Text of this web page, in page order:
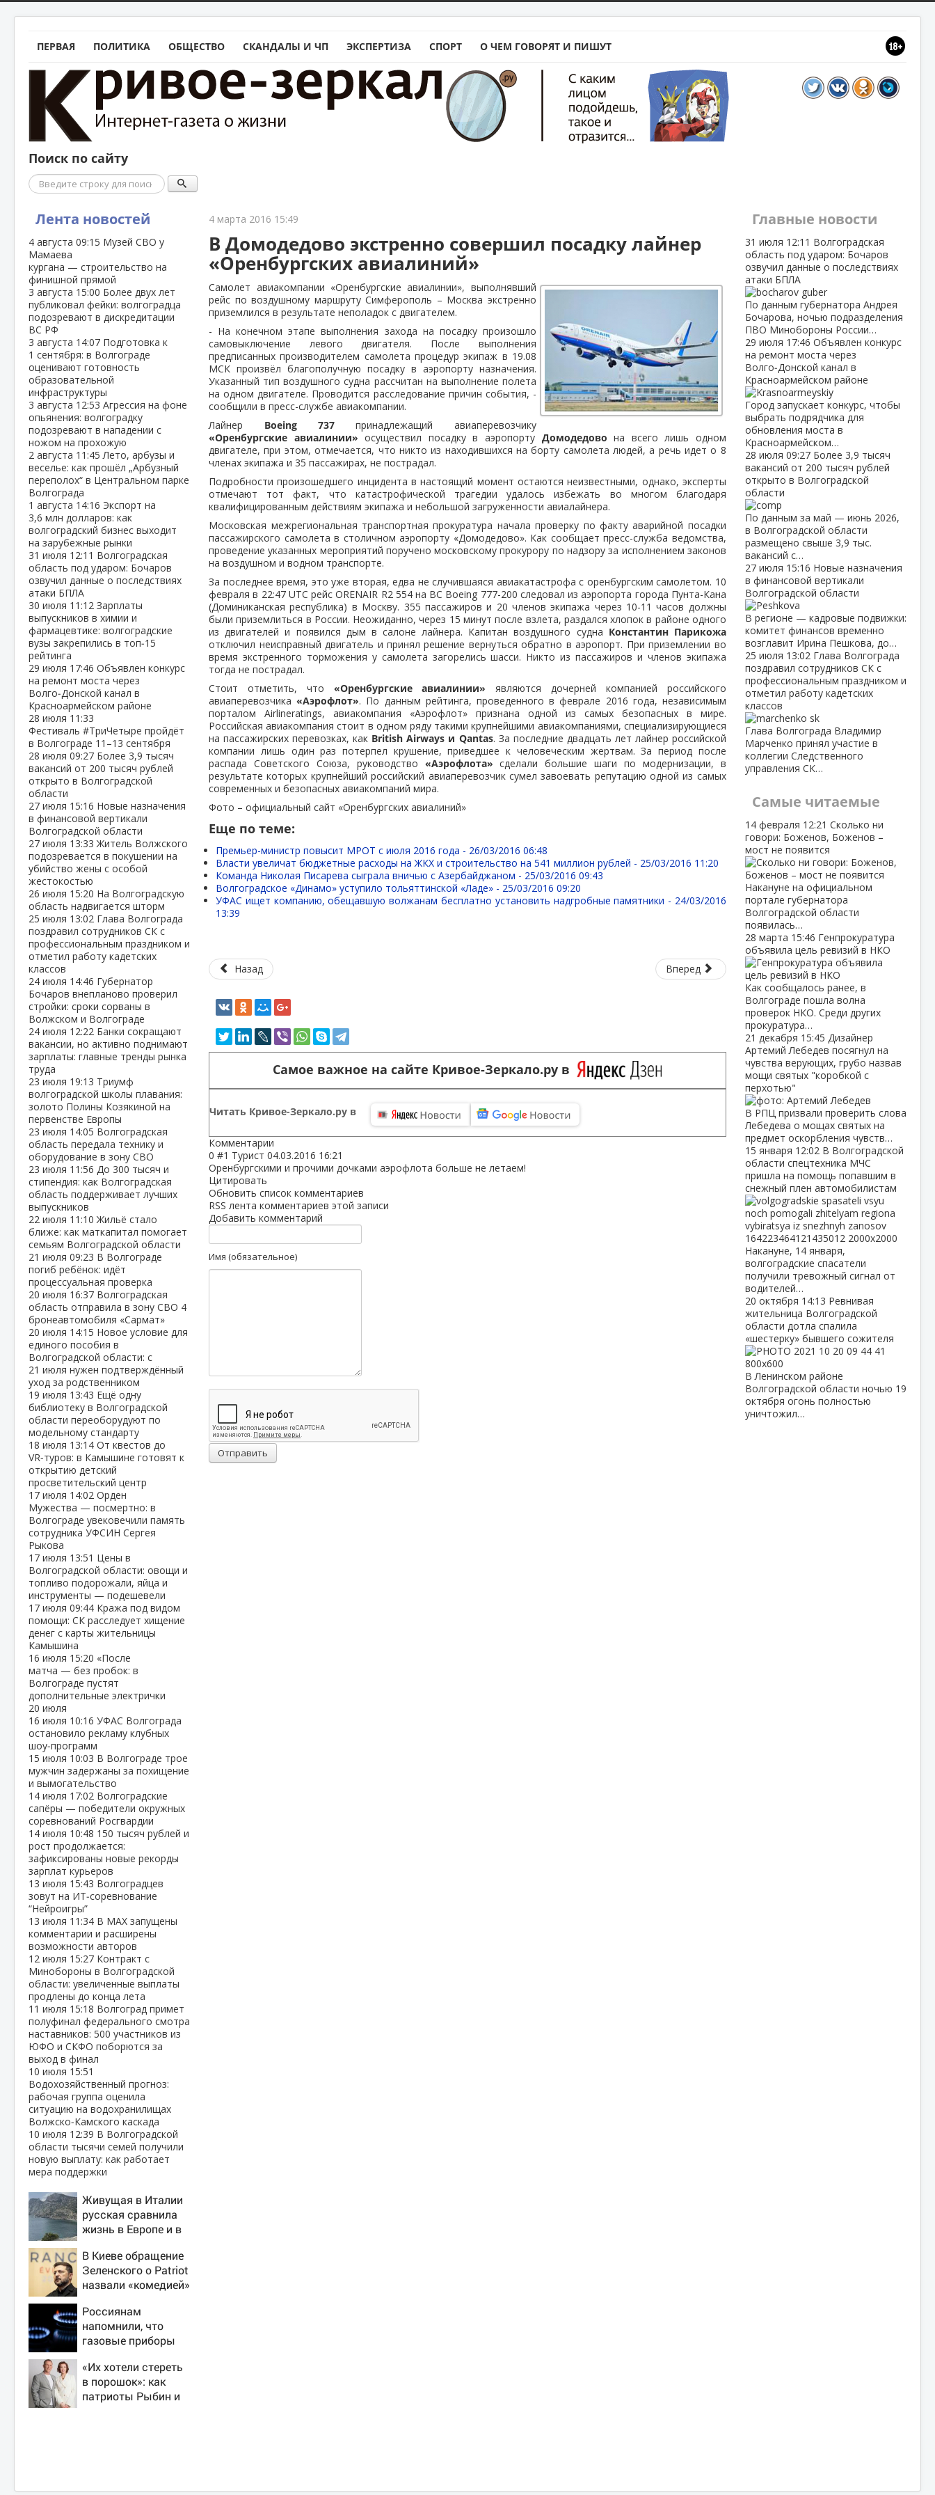
ПЕРВАЯ ПОЛИТИКА ОБЩЕСТВО СКАНДАЛЫ И ЧП ЭКСПЕРТИЗА СПОРТ О ЧЕМ ГОВОРЯТ И ПИШУТ
Поиск по сайту
Поиск
Лента новостей
4 августа 09:15 Музей СВО у
Мамаева
кургана — строительство на
финишной прямой
3 августа 15:00 Более двух лет
публиковал фейки: волгоградца
подозревают в дискредитации
ВС РФ
3 августа 14:07 Подготовка к
1 сентября: в Волгограде
оценивают готовность
образовательной
инфраструктуры
3 августа 12:53 Агрессия на фоне
опьянения: волгоградку
подозревают в нападении с
ножом на прохожую
2 августа 11:45Лето, арбузы и
веселье: как прошёл „Арбузный
переполох“ в Центральном парке
Волгограда
1 августа 14:16 Экспорт на
3,6 млн долларов: как
волгоградский бизнес выходит
на зарубежные рынки
31 июля 12:11 Волгоградская
область под ударом: Бочаров
озвучил данные о последствиях
атаки БПЛА
30 июля 11:12 Зарплаты
выпускников в химии и
фармацевтике: волгоградские
вузы закрепились в топ‑15
рейтинга
29 июля 17:46 Объявлен конкурс
на ремонт моста через
Волго‑Донской канал в
Красноармейском районе
28 июля 11:33
Фестиваль #ТриЧетыре пройдёт
в Волгограде 11–13 сентября
28 июля 09:27 Более 3,9 тысяч
вакансий от 200 тысяч рублей
открыто в Волгоградской
области
27 июля 15:16 Новые назначения
в финансовой вертикали
Волгоградской области
27 июля 13:33Житель Волжского
подозревается в покушении на
убийство жены с особой
жестокостью
26 июля 15:20 На Волгоградскую
область надвигается шторм
25 июля 13:02 Глава Волгограда
поздравил сотрудников СК с
профессиональным праздником и
отметил работу кадетских
классов
24 июля 14:46 Губернатор
Бочаров внепланово проверил
стройки: сроки сорваны в
Волжском и Волгограде
24 июля 12:22 Банки сокращают
вакансии, но активно поднимают
зарплаты: главные тренды рынка
труда
23 июля 19:13 Триумф
волгоградской школы плавания:
золото Полины Козякиной на
первенстве Европы
23 июля 14:05 Волгоградская
область передала технику и
оборудование в зону СВО
23 июля 11:56 До 300 тысяч и
стипендия: как Волгоградская
область поддерживает лучших
выпускников
22 июля 11:10Жильё стало
ближе: как маткапитал помогает
семьям Волгоградской области
21 июля 09:23 В Волгограде
погиб ребёнок: идёт
процессуальная проверка
20 июля 16:37 Волгоградская
область отправила в зону СВО 4
бронеавтомобиля «Сармат»
20 июля 14:15 Новое условие для
единого пособия в
Волгоградской области: с
21 июля нужен подтверждённый
уход за родственником
19 июля 13:43 Ещё одну
библиотеку в Волгоградской
области переоборудуют по
модельному стандарту
18 июля 13:14 От квестов до
VR‑туров: в Камышине готовят к
открытию детский
просветительский центр
17 июля 14:02 Орден
Мужества — посмертно: в
Волгограде увековечили память
сотрудника УФСИН Сергея
Рыкова
17 июля 13:51 Цены в
Волгоградской области: овощи и
топливо подорожали, яйца и
инструменты — подешевели
17 июля 09:44 Кража под видом
помощи: СК расследует хищение
денег с карты жительницы
Камышина
16 июля 15:20 «После
матча — без пробок: в
Волгограде пустят
дополнительные электрички
20 июля
16 июля 10:16 УФАС Волгограда
остановило рекламу клубных
шоу‑программ
15 июля 10:03 В Волгограде трое
мужчин задержаны за похищение
и вымогательство
14 июля 17:02 Волгоградские
сапёры — победители окружных
соревнований Росгвардии
14 июля 10:48 150 тысяч рублей и
рост продолжается:
зафиксированы новые рекорды
зарплат курьеров
13 июля 15:43 Волгоградцев
зовут на ИТ‑соревнование
“Нейроигры”
13 июля 11:34 В МАХ запущены
комментарии и расширены
возможности авторов
12 июля 15:27 Контракт с
Минобороны в Волгоградской
области: увеличенные выплаты
продлены до конца лета
11 июля 15:18 Волгоград примет
полуфинал федерального смотра
наставников: 500 участников из
ЮФО и СКФО поборются за
выход в финал
10 июля 15:51
Водохозяйственный прогноз:
рабочая группа оценила
ситуацию на водохранилищах
Волжско‑Камского каскада
10 июля 12:39 В Волгоградской
области тысячи семей получили
новую выплату: как работает
мера поддержки
Живущая в Италии
русская сравнила
жизнь в Европе и в
В Киеве обращение
Зеленского о Patriot
назвали «комедией»
Россиянам
напомнили, что
газовые приборы
ремонтировать
самостоятельно
«Их хотели стереть
в порошок»: как
патриоты Рыбин и
4 марта 2016 15:49
В Домодедово экстренно совершил посадку лайнер
«Оренбургских авиалиний»
Самолет авиакомпании «Оренбургские авиалинии», выполнявший
рейс по воздушному маршруту Симферополь – Москва экстренно
приземлился в результате неполадок с двигателем.
- На конечном этапе выполнения захода на посадку произошло
самовыключение левого двигателя. После выполнения
предписанных производителем самолета процедур экипаж в 19.08
МСК произвёл благополучную посадку в аэропорту назначения.
Указанный тип воздушного судна рассчитан на выполнение полета
на одном двигателе. Проводится расследование причин события, -
сообщили в пресс-службе авиакомпании.
Лайнер Boeing 737принадлежащий авиаперевозчику
«Оренбургские авиалинии» осуществил посадку в аэропорту Домодедово на всего лишь одном
двигателе, при этом, отмечается, что никто из находившихся на борту самолета людей, а речь идет о 8
членах экипажа и 35 пассажирах, не пострадал.
Подробности произошедшего инцидента в настоящий момент остаются неизвестными, однако, эксперты
отмечают тот факт, что катастрофической трагедии удалось избежать во многом благодаря
квалифицированным действиям экипажа и небольшой загруженности авиалайнера.
Московская межрегиональная транспортная прокуратура начала проверку по факту аварийной посадки
пассажирского самолета в столичном аэропорту «Домодедово». Как сообщает пресс-служба ведомства,
проведение указанных мероприятий поручено московскому прокурору по надзору за исполнением законов
на воздушном и водном транспорте.
За последнее время, это уже вторая, едва не случившаяся авиакатастрофа с оренбургским самолетом. 10
февраля в 22:47 UTC рейс ORENAIR R2 554 на ВС Boeing 777-200 следовал из аэропорта города Пунта-Кана
(Доминиканская республика) в Москву. 355 пассажиров и 20 членов экипажа через 10-11 часов должны
были приземлиться в России. Неожиданно, через 15 минут после взлета, раздался хлопок в районе одного
из двигателей и появился дым в салоне лайнера. Капитан воздушного судна Константин Парикожа
отключил неисправный двигатель и принял решение вернуться обратно в аэропорт. При приземлении во
время экстренного торможения у самолета загорелись шасси. Никто из пассажиров и членов экипажа
тогда не пострадал.
Стоит отметить, что «Оренбургские авиалинии» являются дочерней компанией российского
авиаперевозчика«Аэрофлот». По данным рейтинга, проведенного в феврале 2016 года, независимым
порталом Airlineratings, авиакомпания «Аэрофлот» признана одной из самых безопасных в мире.
Российская авиакомпания стоит в одном ряду такими крупнейшими авиакомпаниями, специализирующиеся
на пассажирских перевозках, как British Airways и Qantas. За последние двадцать лет лайнер российской
компании лишь один раз потерпел крушение, приведшее к человеческим жертвам. За период после
распада Советского Союза, руководство «Аэрофлота» сделали большие шаги по модернизации, в
результате которых крупнейший российский авиаперевозчик сумел завоевать репутацию одной из самых
современных и безопасных авиакомпаний мира.
Фото – официальный сайт «Оренбургских авиалиний»
Еще по теме:
Премьер-министр повысит МРОТ с июля 2016 года - 26/03/2016 06:48
Власти увеличат бюджетные расходы на ЖКХ и строительство на 541 миллион рублей - 25/03/2016 11:20
Команда Николая Писарева сыграла вничью с Азербайджаном - 25/03/2016 09:43
Волгоградское «Динамо» уступило тольяттинской «Ладе» - 25/03/2016 09:20
УФАС ищет компанию, обещавшую волжанам бесплатно установить надгробные памятники - 24/03/2016
13:39
Назад Вперед
Самое важное на сайте Кривое-Зеркало.ру в
Читать Кривое-Зеркало.ру в
Комментарии
0 #1 Турист 04.03.2016 16:21
Оренбургскими и прочими дочками аэрофлота больше не летаем!
Цитировать
Обновить список комментариев
RSS лента комментариев этой записи
Добавить комментарий
Имя (обязательное)
Отправить
Главные новости
31 июля 12:11 Волгоградская
область под ударом: Бочаров
озвучил данные о последствиях
атаки БПЛА
По данным губернатора Андрея
Бочарова, ночью подразделения
ПВО Минобороны России…
29 июля 17:46 Объявлен конкурс
на ремонт моста через
Волго‑Донской канал в
Красноармейском районе
Город запускает конкурс, чтобы
выбрать подрядчика для
обновления моста в
Красноармейском…
28 июля 09:27 Более 3,9 тысяч
вакансий от 200 тысяч рублей
открыто в Волгоградской
области
По данным за май — июнь 2026,
в Волгоградской области
размещено свыше 3,9 тыс.
вакансий с…
27 июля 15:16 Новые назначения
в финансовой вертикали
Волгоградской области
В регионе — кадровые подвижки:
комитет финансов временно
возглавит Ирина Пешкова, до…
25 июля 13:02 Глава Волгограда
поздравил сотрудников СК с
профессиональным праздником и
отметил работу кадетских
классов
Глава Волгограда Владимир
Марченко принял участие в
коллегии Следственного
управления СК…
Самые читаемые
14 февраля 12:21 Сколько ни
говори: Боженов, Боженов –
мост не появится
Накануне на официальном
портале губернатора
Волгоградской области
появилась…
28 марта 15:46 Генпрокуратура
объявила цель ревизий в НКО
Как сообщалось ранее, в
Волгограде пошла волна
проверок НКО. Среди других
прокуратура…
21 декабря 15:45 Дизайнер
Артемий Лебедев посягнул на
чувства верующих, грубо назвав
мощи святых "коробкой с
перхотью"
В РПЦ призвали проверить слова
Лебедева о мощах святых на
предмет оскорбления чувств…
15 января 12:02 В Волгоградской
области спецтехника МЧС
пришла на помощь попавшим в
снежный плен автомобилистам
Накануне, 14 января,
волгоградские спасатели
получили тревожный сигнал от
водителей…
20 октября 14:13 Ревнивая
жительница Волгоградской
области дотла спалила
«шестерку» бывшего сожителя
В Ленинском районе
Волгоградской области ночью 19
октября огонь полностью
уничтожил…